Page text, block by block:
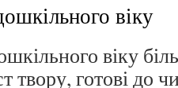
віку
віку
твору, готові до